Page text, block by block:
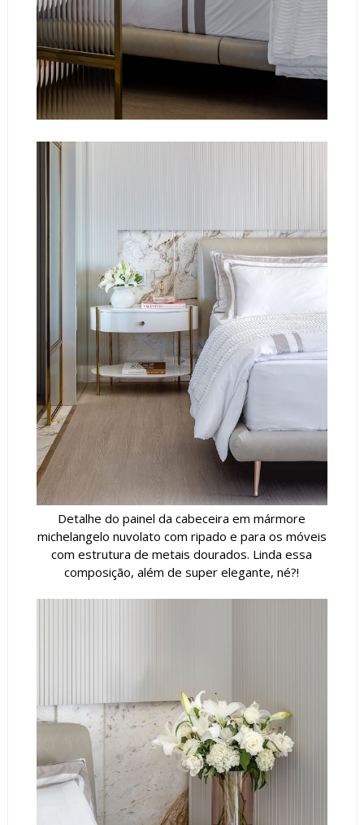
Detalhe do painel da cabeceira em mármore
michelangelo nuvolato com ripado e para os móveis
com estrutura de metais dourados. Linda essa
composição, além de super elegante, né?!